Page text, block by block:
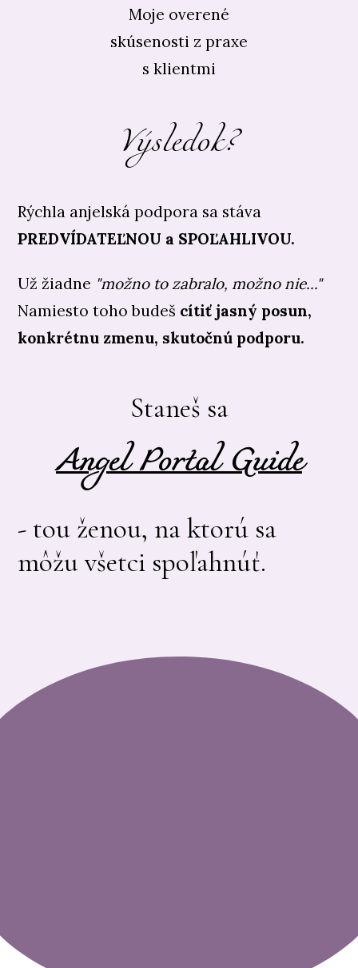
Moje overené
skúsenosti z praxe
s klientmi
Výsledok?
Rýchla anjelská podpora sa stáva
PREDVÍDATEĽNOU a SPOĽAHLIVOU.
Už žiadne "možno to zabralo, možno nie..."
Namiesto toho budeš cítiť jasný posun,
konkrétnu zmenu, skutočnú podporu.
Staneš sa
Angel Portal Guide
- tou ženou, na ktorú sa
môžu všetci spoľahnúť.